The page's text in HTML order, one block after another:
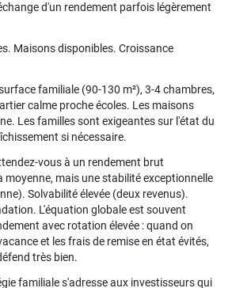
d'un rendement parfois légèrement
Maisons disponibles. Croissance
familiale (90-130 m²), 3-4 chambres,
calme proche écoles. Les maisons
Les familles sont exigeantes sur l'état du
si nécessaire.
vous à un rendement brut
moyenne, mais une stabilité exceptionnelle
Solvabilité élevée (deux revenus).
L'équation globale est souvent
avec rotation élevée : quand on
et les frais de remise en état évités,
très bien.
familiale s'adresse aux investisseurs qui